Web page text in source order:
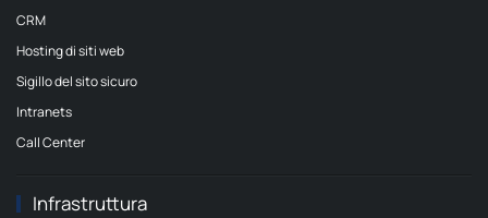
CRM
Hosting di siti web
Sigillo del sito sicuro
Intranets
Call Center
Infrastruttura